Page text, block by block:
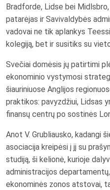
Bradforde, Lidse bei
patarėjas ir Savivaldybės
vadovai ne tik aplankys
kolegiją, bet ir susitiks su
Svečiai domėsis jų patirtimi
ekonominio vystymosi
šiauriniuose Anglijos
praktikos: pavyzdžiui, Lidsas
finansų centrų po sostinės
Anot V. Grubliausko, kadangi
asociacija kreipėsi į jį su
studiją, ši kelionė, kurioje
administracijos
ekonominės zonos atstovai,